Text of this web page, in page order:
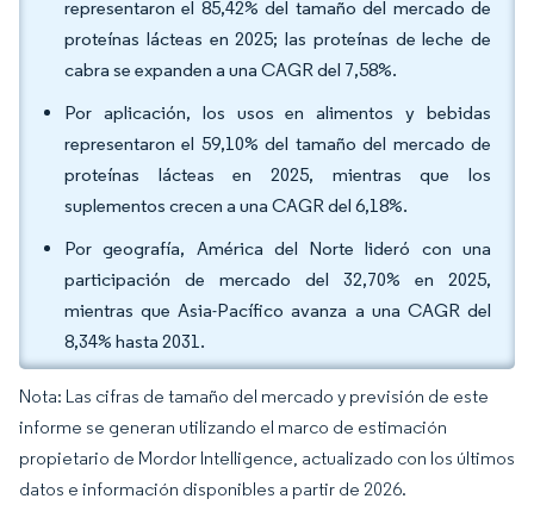
representaron el 85,42% del tamaño del mercado de
proteínas lácteas en 2025; las proteínas de leche de
cabra se expanden a una CAGR del 7,58%.
Por aplicación, los usos en alimentos y bebidas
representaron el 59,10% del tamaño del mercado de
proteínas lácteas en 2025, mientras que los
suplementos crecen a una CAGR del 6,18%.
Por geografía, América del Norte lideró con una
participación de mercado del 32,70% en 2025,
mientras que Asia-Pacífico avanza a una CAGR del
8,34% hasta 2031.
Nota: Las cifras de tamaño del mercado y previsión de este
informe se generan utilizando el marco de estimación
propietario de Mordor Intelligence, actualizado con los últimos
datos e información disponibles a partir de 2026.